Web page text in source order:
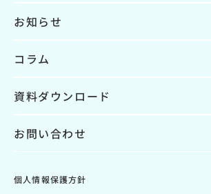
お知らせ
コラム
資料ダウンロード
お問い合わせ
個人情報保護方針